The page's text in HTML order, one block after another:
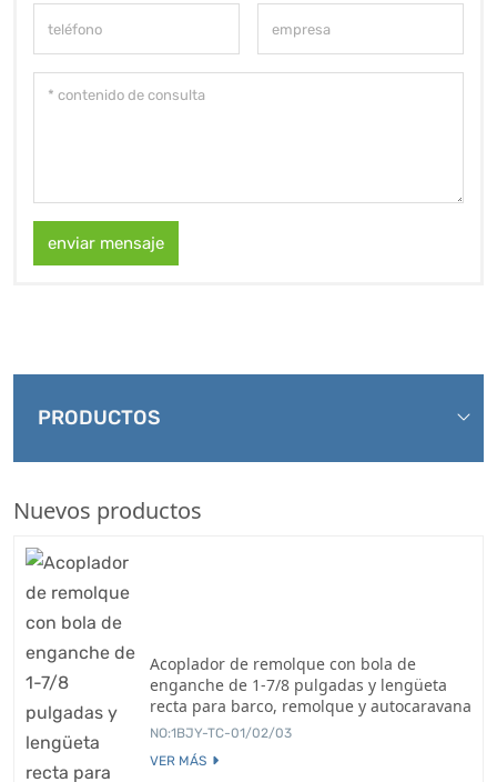
enviar mensaje
PRODUCTOS
Nuevos productos
Acoplador de remolque con bola de
enganche de 1-7/8 pulgadas y lengüeta
recta para barco, remolque y autocaravana
NO:1BJY-TC-01/02/03
VER MÁS